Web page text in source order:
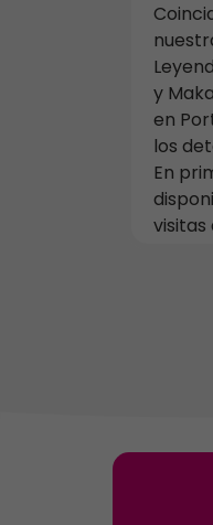
y
en
los
En
visitas